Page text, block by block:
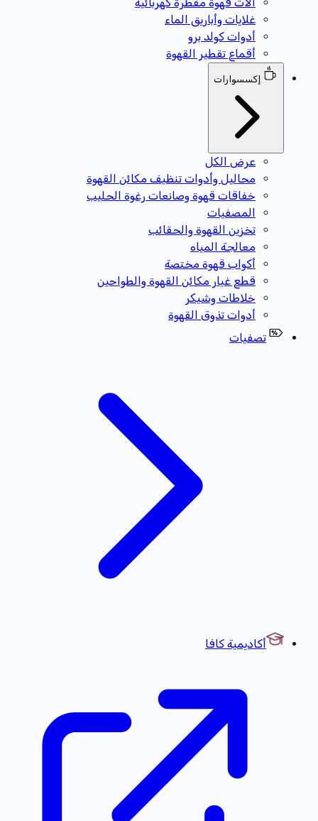
غلايات وأباريق الماء
أدوات كولد برو
أقماع تقطير القهوة
إكسسوارات
عرض الكل
محاليل وأدوات تنظيف مكائن القهوة
خفاقات قهوة وصانعات رغوة الحليب
المصفيات
تخزين القهوة والحقائب
معالجة المياه
أكواب قهوة مختصة
قطع غيار مكائن القهوة والطواحين
خلاطات وشيكر
أدوات تذوق القهوة
تصفيات
أكاديمية كافا